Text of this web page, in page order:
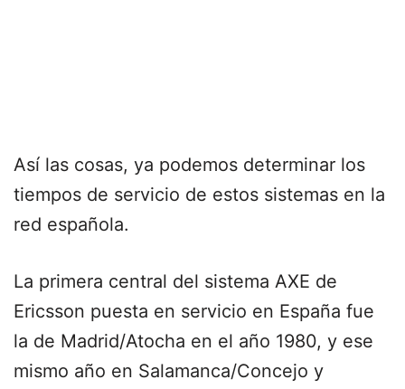
Así las cosas, ya podemos determinar los
tiempos de servicio de estos sistemas en la
red española.
La primera central del sistema AXE de
Ericsson puesta en servicio en España fue
la de Madrid/Atocha en el año 1980, y ese
mismo año en Salamanca/Concejo y